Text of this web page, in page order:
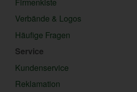
Verbände & Logos
Häufige Fragen
Service
Kundenservice
Reklamation